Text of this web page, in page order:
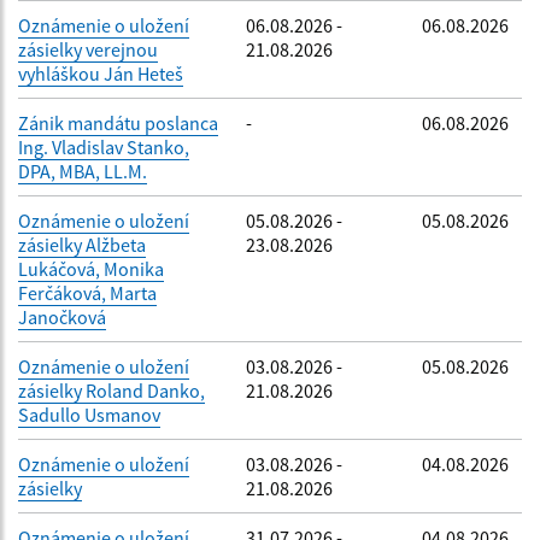
Oznámenie o uložení
zásielky verejnou
vyhláškou Ján Heteš
06.08.2026 -
21.08.2026
06.08.2026
Zánik mandátu poslanca
Ing. Vladislav Stanko,
DPA, MBA, LL.M.
- 06.08.2026
Oznámenie o uložení
zásielky Alžbeta
Lukáčová, Monika
Ferčáková, Marta
Janočková
05.08.2026 -
23.08.2026
05.08.2026
Oznámenie o uložení
zásielky Roland Danko,
Sadullo Usmanov
03.08.2026 -
21.08.2026
05.08.2026
Oznámenie o uložení
zásielky
03.08.2026 -
21.08.2026
04.08.2026